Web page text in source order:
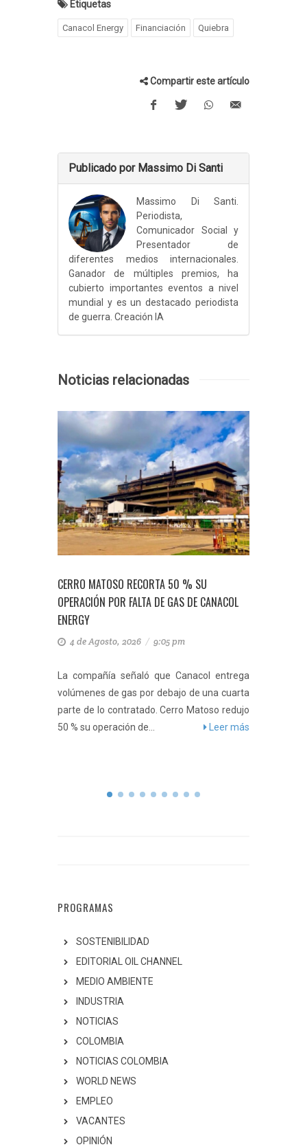
Etiquetas
Canacol Energy Financiación Quiebra
Compartir este artículo
Publicado por Massimo Di Santi
Massimo Di Santi.
Periodista,
Comunicador Social y
Presentador de
diferentes medios internacionales.
Ganador de múltiples premios, ha
cubierto importantes eventos a nivel
mundial y es un destacado periodista
de guerra. Creación IA
Noticias relacionadas
CERRO MATOSO RECORTA 50 % SU
OPERACIÓN POR FALTA DE GAS DE CANACOL
ENERGY
4 de Agosto, 2026 / 9:05 pm
La compañía señaló que Canacol entrega
volúmenes de gas por debajo de una cuarta
parte de lo contratado. Cerro Matoso redujo
50 % su operación de...
Leer más
PROGRAMAS
SOSTENIBILIDAD
EDITORIAL OIL CHANNEL
MEDIO AMBIENTE
INDUSTRIA
NOTICIAS
COLOMBIA
NOTICIAS COLOMBIA
WORLD NEWS
EMPLEO
VACANTES
OPINIÓN